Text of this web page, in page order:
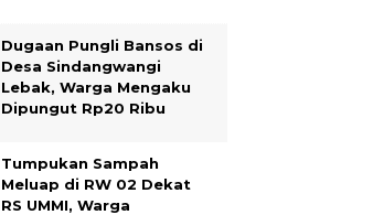
Dugaan Pungli Bansos di
Desa Sindangwangi
Lebak, Warga Mengaku
Dipungut Rp20 Ribu
Tumpukan Sampah
Meluap di RW 02 Dekat
RS UMMI, Warga